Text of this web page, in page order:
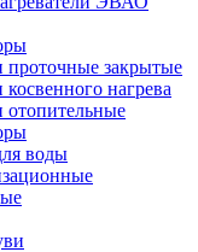
проточные закрытые
нагрева
отопительные
воды